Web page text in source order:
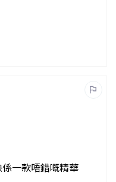
一款唔錯嘅精華